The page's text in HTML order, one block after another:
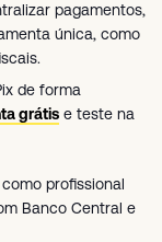
pagamentos,
única, como
de forma
grátis e teste na
profissional
Banco Central e